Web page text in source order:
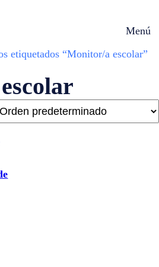
Menú
etiquetados “Monitor/a escolar”